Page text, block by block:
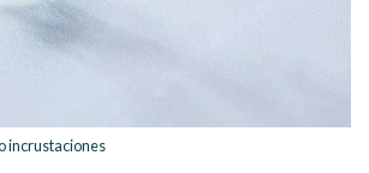
incrustaciones